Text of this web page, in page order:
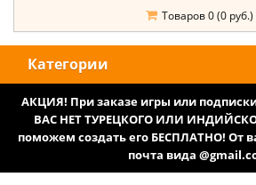
Товаров 0 (0 руб.)
Категории
АКЦИЯ! При заказе игры или
ВАС НЕТ ТУРЕЦКОГО ИЛИ
поможем создать его БЕСПЛАТНО! От
почта вида